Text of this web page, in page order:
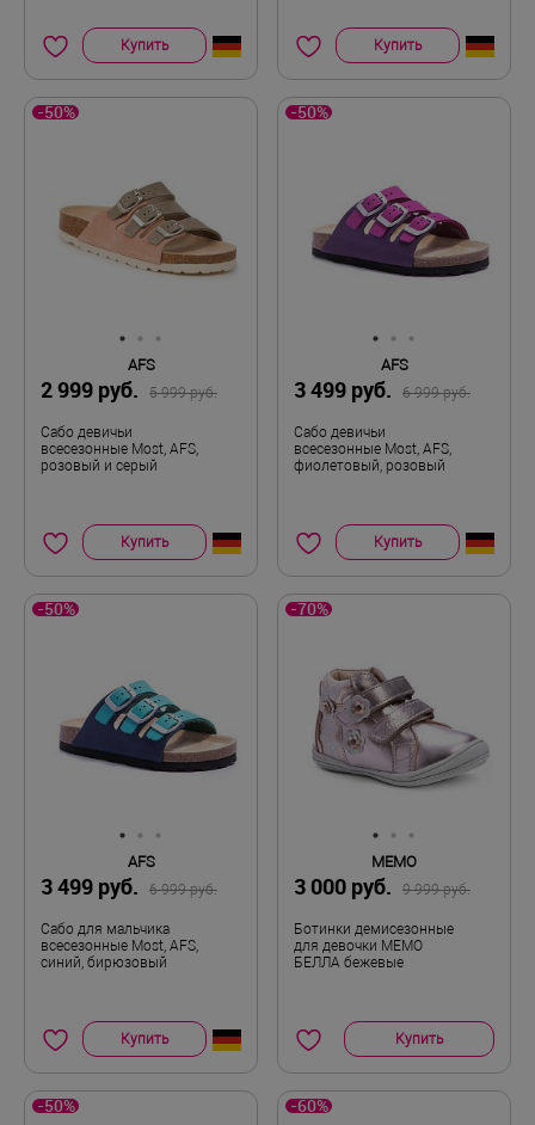
Купить Купить
-50%
AFS
2 999 руб. 5 999 руб.
Сабо девичьи
всесезонные Most, AFS,
розовый и серый
Купить
-50%
AFS
3 499 руб. 6 999 руб.
Сабо девичьи
всесезонные Most, AFS,
фиолетовый, розовый
Купить
-50%
AFS
3 499 руб. 6 999 руб.
Сабо для мальчика
всесезонные Most, AFS,
синий, бирюзовый
Купить
-70%
MEMO
3 000 руб. 9 999 руб.
Ботинки демисезонные
для девочки MEMO
БЕЛЛА бежевые
Купить
-50% -60%